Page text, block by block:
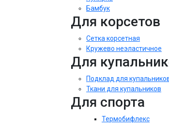
Бамбук
Для корсетов
Сетка корсетная
Кружево неэластичное
Для
Подклад для
Ткани для купальников
Для спорта
Термобифлекс